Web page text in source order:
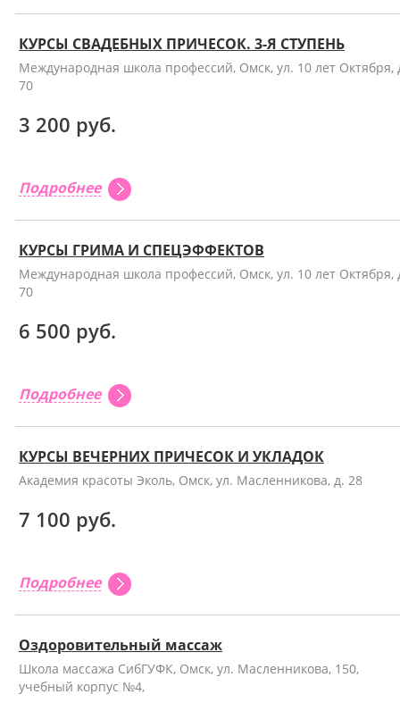
КУРСЫ СВАДЕБНЫХ ПРИЧЕСОК. 3-Я СТУПЕНЬ
Международная школа профессий, Омск, ул. 10 лет Октября,
70
3 200 руб.
Подробнее
КУРСЫ ГРИМА И СПЕЦЭФФЕКТОВ
Международная школа профессий, Омск, ул. 10 лет Октября,
70
6 500 руб.
Подробнее
КУРСЫ ВЕЧЕРНИХ ПРИЧЕСОК И УКЛАДОК
Академия красоты Эколь, Омск, ул. Масленникова, д. 28
7 100 руб.
Подробнее
Оздоровительный массаж
Школа массажа СибГУФК, Омск, ул. Масленникова, 150,
учебный корпус №4,